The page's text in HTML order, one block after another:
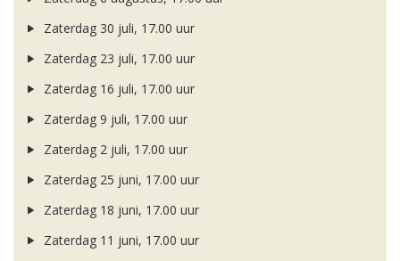
Zaterdag 30 juli, 17.00 uur
Zaterdag 23 juli, 17.00 uur
Zaterdag 16 juli, 17.00 uur
Zaterdag 9 juli, 17.00 uur
Zaterdag 2 juli, 17.00 uur
Zaterdag 25 juni, 17.00 uur
Zaterdag 18 juni, 17.00 uur
Zaterdag 11 juni, 17.00 uur